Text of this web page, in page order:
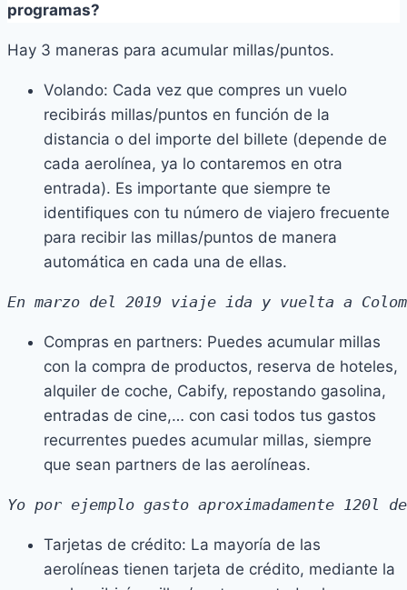
programas?
Hay 3 maneras para acumular millas/puntos.
Volando: Cada vez que compres un vuelo
recibirás millas/puntos en función de la
distancia o del importe del billete (depende de
cada aerolínea, ya lo contaremos en otra
entrada). Es importante que siempre te
identifiques con tu número de viajero frecuente
para recibir las millas/puntos de manera
automática en cada una de ellas.
En marzo del 2019 viaje ida y vuelta a
Compras en partners: Puedes acumular millas
con la compra de productos, reserva de hoteles,
alquiler de coche, Cabify, repostando gasolina,
entradas de cine,… con casi todos tus gastos
recurrentes puedes acumular millas, siempre
que sean partners de las aerolíneas.
Yo por ejemplo gasto aproximadamente
Tarjetas de crédito: La mayoría de las
aerolíneas tienen tarjeta de crédito, mediante la